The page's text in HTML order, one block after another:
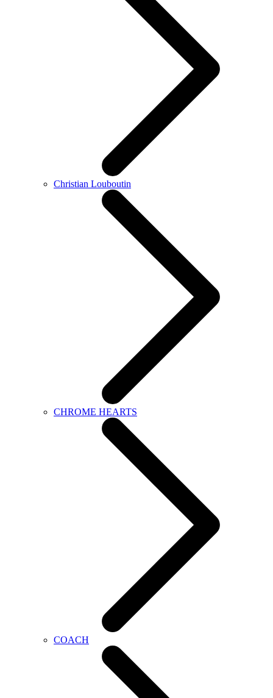
Christian Louboutin
CHROME HEARTS
COACH